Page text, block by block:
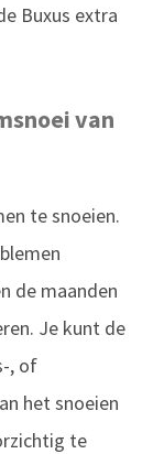
Buxus extra
van
te snoeien.
de maanden
Je kunt de
, of
het snoeien
te